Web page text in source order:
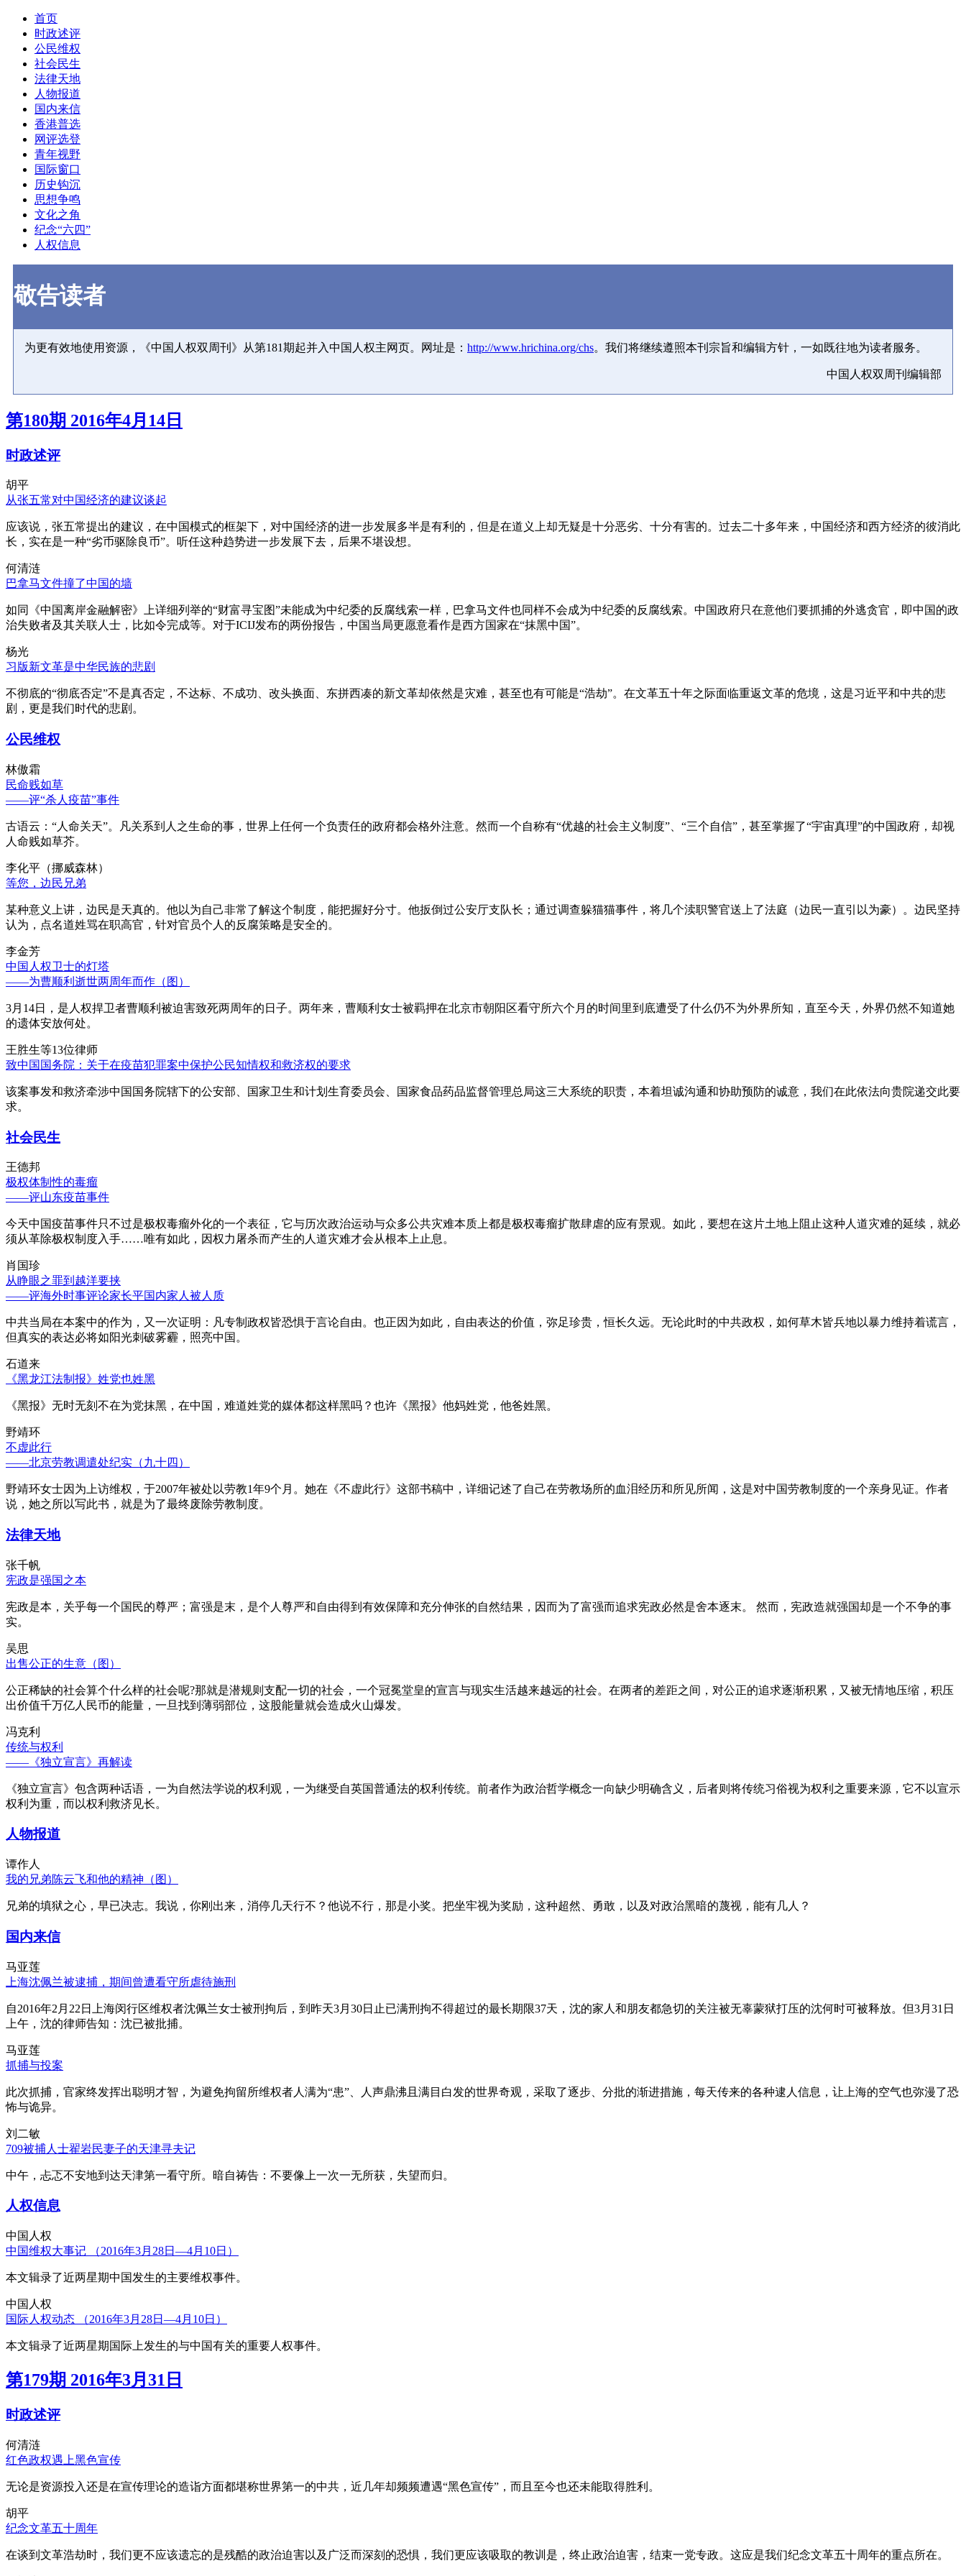
首页
时政述评
公民维权
社会民生
法律天地
人物报道
国内来信
香港普选
网评选登
青年视野
国际窗口
历史钩沉
思想争鸣
文化之角
纪念“六四”
人权信息
敬告读者
为更有效地使用资源，《中国人权双周刊》从第181期起并入中国人权主网页。网址是： http://www.hrichina.org/chs。我们将继续遵照本刊宗旨和编辑方针，一如既往地为读者服务。
中国人权双周刊编辑部
第180期 2016年4月14日
时政述评
胡平
从张五常对中国经济的建议谈起
应该说，张五常提出的建议，在中国模式的框架下，对中国经济的进一步发展多半是有利的，但是在道义上却无疑是十分恶劣、十分有害的。过去二十多年来，中国经济和西方经济的彼消此
长，实在是一种“劣币驱除良币”。听任这种趋势进一步发展下去，后果不堪设想。
何清涟
巴拿马文件撞了中国的墙
如同《中国离岸金融解密》上详细列举的“财富寻宝图”未能成为中纪委的反腐线索一样，巴拿马文件也同样不会成为中纪委的反腐线索。中国政府只在意他们要抓捕的外逃贪官，即中国的政
治失败者及其关联人士，比如令完成等。对于ICIJ发布的两份报告，中国当局更愿意看作是西方国家在“抹黑中国”。
杨光
习版新文革是中华民族的悲剧
不彻底的“彻底否定”不是真否定，不达标、不成功、改头换面、东拼西凑的新文革却依然是灾难，甚至也有可能是“浩劫”。在文革五十年之际面临重返文革的危境，这是习近平和中共的悲
剧，更是我们时代的悲剧。
公民维权
林傲霜
民命贱如草
——评“杀人疫苗”事件
古语云：“人命关天”。凡关系到人之生命的事，世界上任何一个负责任的政府都会格外注意。然而一个自称有“优越的社会主义制度”、“三个自信”，甚至掌握了“宇宙真理”的中国政府，却视
人命贱如草芥。
李化平（挪威森林）
等您，边民兄弟
某种意义上讲，边民是天真的。他以为自己非常了解这个制度，能把握好分寸。他扳倒过公安厅支队长；通过调查躲猫猫事件，将几个渎职警官送上了法庭（边民一直引以为豪）。边民坚持
认为，点名道姓骂在职高官，针对官员个人的反腐策略是安全的。
李金芳
中国人权卫士的灯塔
——为曹顺利逝世两周年而作（图）
3月14日，是人权捍卫者曹顺利被迫害致死两周年的日子。两年来，曹顺利女士被羁押在北京市朝阳区看守所六个月的时间里到底遭受了什么仍不为外界所知，直至今天，外界仍然不知道她
的遗体安放何处。
王胜生等13位律师
致中国国务院：关于在疫苗犯罪案中保护公民知情权和救济权的要求
该案事发和救济牵涉中国国务院辖下的公安部、国家卫生和计划生育委员会、国家食品药品监督管理总局这三大系统的职责，本着坦诚沟通和协助预防的诚意，我们在此依法向贵院递交此要
求。
社会民生
王德邦
极权体制性的毒瘤
——评山东疫苗事件
今天中国疫苗事件只不过是极权毒瘤外化的一个表征，它与历次政治运动与众多公共灾难本质上都是极权毒瘤扩散肆虐的应有景观。如此，要想在这片土地上阻止这种人道灾难的延续，就必
须从革除极权制度入手……唯有如此，因权力屠杀而产生的人道灾难才会从根本上止息。
肖国珍
从睁眼之罪到越洋要挟
——评海外时事评论家长平国内家人被人质
中共当局在本案中的作为，又一次证明：凡专制政权皆恐惧于言论自由。也正因为如此，自由表达的价值，弥足珍贵，恒长久远。无论此时的中共政权，如何草木皆兵地以暴力维持着谎言，
但真实的表达必将如阳光刺破雾霾，照亮中国。
石道来
《黑龙江法制报》姓党也姓黑
《黑报》无时无刻不在为党抹黑，在中国，难道姓党的媒体都这样黑吗？也许《黑报》他妈姓党，他爸姓黑。
野靖环
不虚此行
——北京劳教调遣处纪实（九十四）
野靖环女士因为上访维权，于2007年被处以劳教1年9个月。她在《不虚此行》这部书稿中，详细记述了自己在劳教场所的血泪经历和所见所闻，这是对中国劳教制度的一个亲身见证。作者
说，她之所以写此书，就是为了最终废除劳教制度。
法律天地
张千帆
宪政是强国之本
宪政是本，关乎每一个国民的尊严；富强是末，是个人尊严和自由得到有效保障和充分伸张的自然结果，因而为了富强而追求宪政必然是舍本逐末。 然而，宪政造就强国却是一个不争的事
实。
吴思
出售公正的生意（图）
公正稀缺的社会算个什么样的社会呢?那就是潜规则支配一切的社会，一个冠冕堂皇的宣言与现实生活越来越远的社会。在两者的差距之间，对公正的追求逐渐积累，又被无情地压缩，积压
出价值千万亿人民币的能量，一旦找到薄弱部位，这股能量就会造成火山爆发。
冯克利
传统与权利
——《独立宣言》再解读
《独立宣言》包含两种话语，一为自然法学说的权利观，一为继受自英国普通法的权利传统。前者作为政治哲学概念一向缺少明确含义，后者则将传统习俗视为权利之重要来源，它不以宣示
权利为重，而以权利救济见长。
人物报道
谭作人
我的兄弟陈云飞和他的精神（图）
兄弟的填狱之心，早已决志。我说，你刚出来，消停几天行不？他说不行，那是小奖。把坐牢视为奖励，这种超然、勇敢，以及对政治黑暗的蔑视，能有几人？
国内来信
马亚莲
上海沈佩兰被逮捕，期间曾遭看守所虐待施刑
自2016年2月22日上海闵行区维权者沈佩兰女士被刑拘后，到昨天3月30日止已满刑拘不得超过的最长期限37天，沈的家人和朋友都急切的关注被无辜蒙狱打压的沈何时可被释放。但3月31日
上午，沈的律师告知：沈已被批捕。
马亚莲
抓捕与投案
此次抓捕，官家终发挥出聪明才智，为避免拘留所维权者人满为“患”、人声鼎沸且满目白发的世界奇观，采取了逐步、分批的渐进措施，每天传来的各种逮人信息，让上海的空气也弥漫了恐
怖与诡异。
刘二敏
709被捕人士翟岩民妻子的天津寻夫记
中午，忐忑不安地到达天津第一看守所。暗自祷告：不要像上一次一无所获，失望而归。
人权信息
中国人权
中国维权大事记 （2016年3月28日—4月10日）
本文辑录了近两星期中国发生的主要维权事件。
中国人权
国际人权动态 （2016年3月28日—4月10日）
本文辑录了近两星期国际上发生的与中国有关的重要人权事件。
第179期 2016年3月31日
时政述评
何清涟
红色政权遇上黑色宣传
无论是资源投入还是在宣传理论的造诣方面都堪称世界第一的中共，近几年却频频遭遇“黑色宣传”，而且至今也还未能取得胜利。
胡平
纪念文革五十周年
在谈到文革浩劫时，我们更不应该遗忘的是残酷的政治迫害以及广泛而深刻的恐惧，我们更应该吸取的教训是，终止政治迫害，结束一党专政。这应是我们纪念文革五十周年的重点所在。